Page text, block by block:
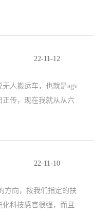
22-11-12
人搬运车，也就是agv
传，现在我就从从六
22-11-10
方向，按我们指定的扶
科技感官很强，而且